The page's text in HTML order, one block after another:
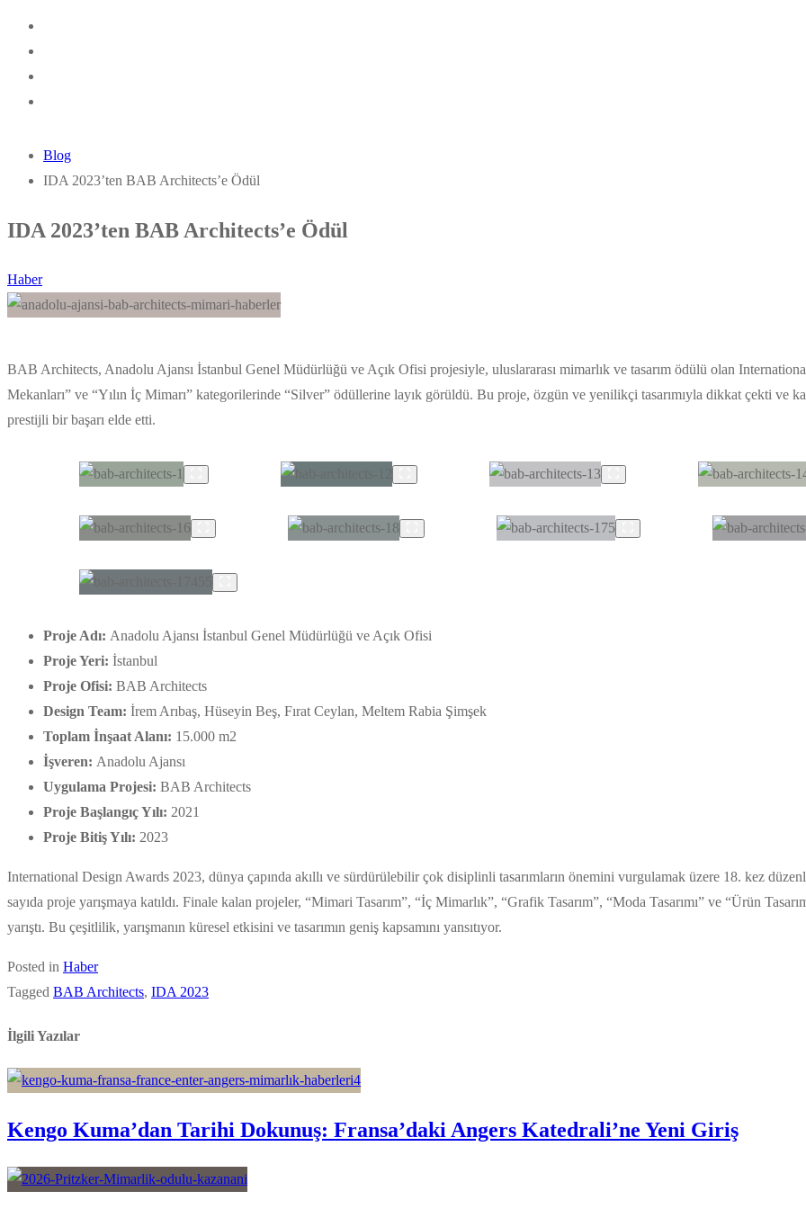
Blog
IDA 2023’ten BAB Architects’e Ödül
IDA 2023’ten BAB Architects’e Ödül
Haber
BAB Architects, Anadolu Ajansı İstanbul Genel Müdürlüğü ve Açık Ofisi projesiyle, uluslararası mimarlık ve tasarım ödülü olan
Mekanları” ve “Yılın İç Mimarı” kategorilerinde “Silver” ödüllerine layık görüldü. Bu proje, özgün ve yenilikçi tasarımıyla dikkat çekti ve
prestijli bir başarı elde etti.
Proje Adı: Anadolu Ajansı İstanbul Genel Müdürlüğü ve Açık Ofisi
Proje Yeri: İstanbul
Proje Ofisi: BAB Architects
Design Team: İrem Arıbaş, Hüseyin Beş, Fırat Ceylan, Meltem Rabia Şimşek
Toplam İnşaat Alanı: 15.000 m2
İşveren: Anadolu Ajansı
Uygulama Projesi: BAB Architects
Proje Başlangıç Yılı: 2021
Proje Bitiş Yılı: 2023
International Design Awards 2023, dünya çapında akıllı ve sürdürülebilir çok disiplinli tasarımların önemini vurgulamak üzere 18. kez
sayıda proje yarışmaya katıldı. Finale kalan projeler, “Mimari Tasarım”, “İç Mimarlık”, “Grafik Tasarım”, “Moda Tasarımı” ve “Ürün
yarıştı. Bu çeşitlilik, yarışmanın küresel etkisini ve tasarımın geniş kapsamını yansıtıyor.
Posted in Haber
Tagged BAB Architects, IDA 2023
İlgili Yazılar
Kengo Kuma’dan Tarihi Dokunuş: Fransa’daki Angers Katedrali’ne Yeni Giriş